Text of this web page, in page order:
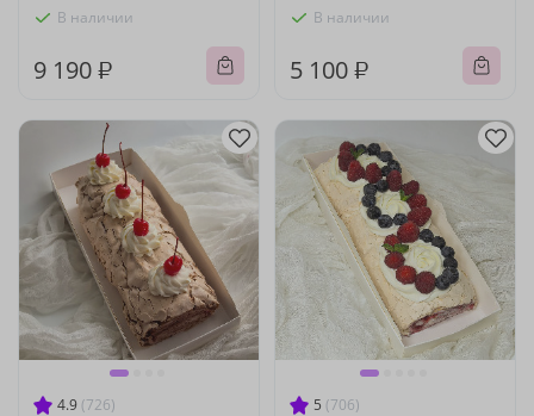
В наличии
9 190 ₽
В наличии
5 100 ₽
4.9 (726) 5 (706)